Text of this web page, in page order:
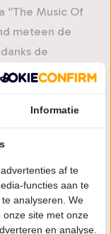
“The Music Of
meteen de
de
en een snel
het gevolg. Het
de eerste
Legends
programma
Opera, 50th
Informatie
af te
functies aan te
analyseren. We
site met onze
en analyse.